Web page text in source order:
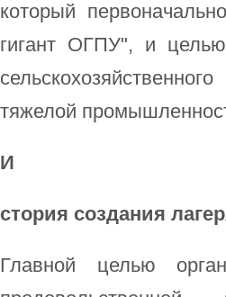
который
гигант ОГПУ", и
тяжелой
И
стория создания
Главной целью